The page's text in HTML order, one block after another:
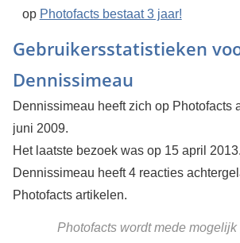
op Photofacts bestaat 3 jaar!
Gebruikersstatistieken
Dennissimeau
Dennissimeau heeft zich op Photofacts
juni 2009.
Het laatste bezoek was op 15 april 2013.
Dennissimeau heeft 4 reacties
Photofacts artikelen.
Photofacts wordt mede